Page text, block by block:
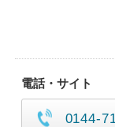
電話・サイト
0144-